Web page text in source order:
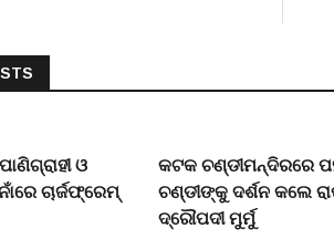
ଓ
ଚାର୍ଜଫ୍ରେମ୍
କଟକ ଚଣ୍ଡୀମନ୍ଦିରରେ
ଚଣ୍ଡୀଙ୍କୁ ଦର୍ଶନ କଲେ
ଦ୍ରୌପଦୀ ମୁର୍ମୁ